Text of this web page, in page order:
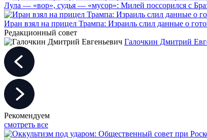
Лула — «вор», судья — «мусор»: Милей поссорился с
Иран взял на прицел Трампа: Израиль слил данные о
Редакционный совет
Галочкин Дмитрий
Рекомендуем
смотреть все